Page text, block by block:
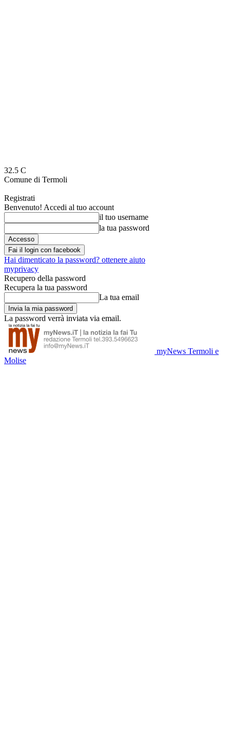
32.5 C
Comune di Termoli
Registrati
Benvenuto! Accedi al tuo account
il tuo username
la tua password
Fai il login con facebook
Hai dimenticato la password? ottenere aiuto
myprivacy
Recupero della password
Recupera la tua password
La tua email
La password verrà inviata via email.
myNews Termoli e
Molise